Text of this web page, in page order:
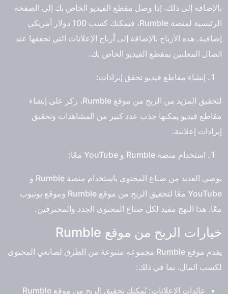
بالإضافة إلى ذلك، إذا وصل مقطع الفيديو الخاص بك إلى الصفحة
الرئيسية لمنصة Rumble، فيمكنك كسب 100 دولار أمريكي
إضافية. هذه الأرباح بالإضافة إلى أرباح الإعلانات التي تحققها عند
اتصال المعلنين بمقطع الفيديو الخاص بك.
إنشاء مقاطع فيديو تحقق إيرادات:
لتحقيق المزيد من الربح من موقع Rumble، ركز على إنشاء
مقاطع فيديو يمكنها جذب عدد كبير من المشاهدات وتحقيق
إيرادات إعلانية.
استخدام منصة Rumble و YouTube معًا:
يوصي العديد من صناع المحتوى باستخدام منصة Rumble و
YouTube معًا لتحقيق الربح من موقع Rumble وموقع يوتيوب
معًا. هذا النهج مفيد لكل صناع المحتوى الجدد والمحترفين.
خيارات الربح من موقع Rumble
يقدم موقع Rumble مجموعة متنوعة من الطرق لصانعي المحتوى
لكسب المال، بما في ذلك:
عائدات الإعلانات: يُمكنك تحقيق الربح من موقع Rumble